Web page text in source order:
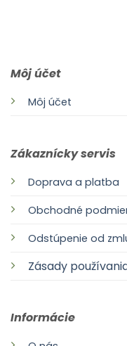
Môj účet
Môj účet
Zákaznícky servis
Doprava a platba
Obchodné
Odstúpenie od
Zásady
Informácie